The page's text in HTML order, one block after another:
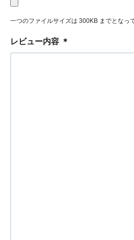
一つのファイルサイズは 300KB までとなっ
レビュー内容 ＊